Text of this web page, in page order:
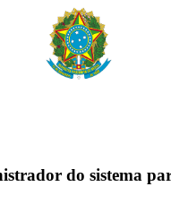
do sistema